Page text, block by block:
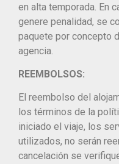
en alta temporada. En
genere penalidad, se
paquete por concepto
agencia.
REEMBOLSOS:
El reembolso del
los términos de la
iniciado el viaje, los
utilizados, no serán
cancelación se